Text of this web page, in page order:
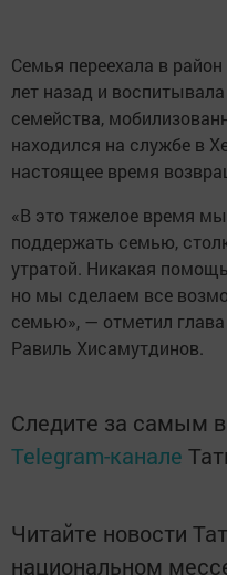
Семья переехала в
лет назад и
семейства,
находился на службе в
настоящее время
«В это тяжелое время
поддержать семью,
утратой. Никакая
но мы сделаем все
семью», — отметил
Равиль Хисамутдинов.
Следите за самым
Telegram-канале
Читайте новости
национальном